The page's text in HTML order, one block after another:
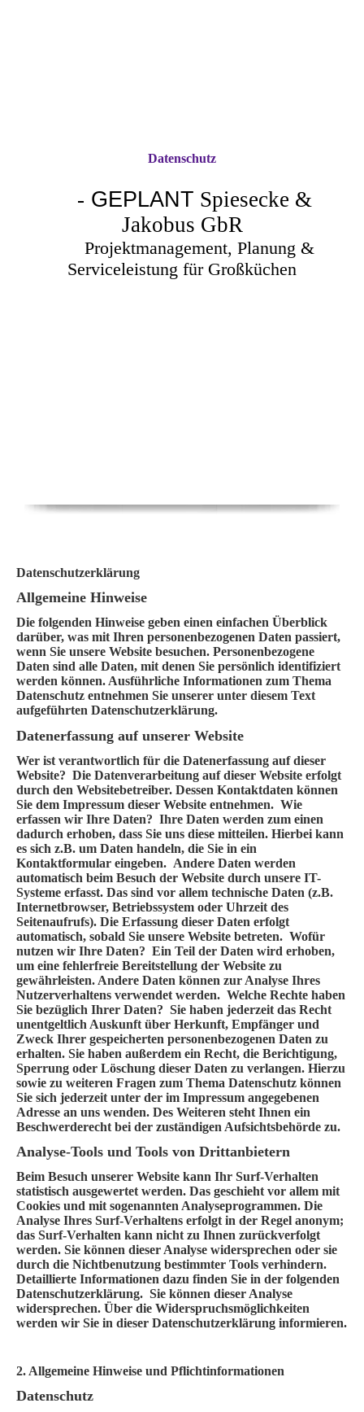
- GEPLANT Spiesecke &
Jakobus GbR
Projektmanagement, Planung &
Serviceleistung für Großküchen
Datenschutz
Datenschutzerklärung
Allgemeine Hinweise
Die folgenden Hinweise geben einen einfachen Überblick
darüber, was mit Ihren personenbezogenen Daten passiert,
wenn Sie unsere Website besuchen. Personenbezogene
Daten sind alle Daten, mit denen Sie persönlich identifiziert
werden können. Ausführliche Informationen zum Thema
Datenschutz entnehmen Sie unserer unter diesem Text
aufgeführten Datenschutzerklärung.
Datenerfassung auf unserer Website
Wer ist verantwortlich für die Datenerfassung auf dieser
Website? Die Datenverarbeitung auf dieser Website erfolgt
durch den Websitebetreiber. Dessen Kontaktdaten können
Sie dem Impressum dieser Website entnehmen. Wie
erfassen wir Ihre Daten? Ihre Daten werden zum einen
dadurch erhoben, dass Sie uns diese mitteilen. Hierbei kann
es sich z.B. um Daten handeln, die Sie in ein
Kontaktformular eingeben. Andere Daten werden
automatisch beim Besuch der Website durch unsere IT-
Systeme erfasst. Das sind vor allem technische Daten (z.B.
Internetbrowser, Betriebssystem oder Uhrzeit des
Seitenaufrufs). Die Erfassung dieser Daten erfolgt
automatisch, sobald Sie unsere Website betreten. Wofür
nutzen wir Ihre Daten? Ein Teil der Daten wird erhoben,
um eine fehlerfreie Bereitstellung der Website zu
gewährleisten. Andere Daten können zur Analyse Ihres
Nutzerverhaltens verwendet werden. Welche Rechte haben
Sie bezüglich Ihrer Daten? Sie haben jederzeit das Recht
unentgeltlich Auskunft über Herkunft, Empfänger und
Zweck Ihrer gespeicherten personenbezogenen Daten zu
erhalten. Sie haben außerdem ein Recht, die Berichtigung,
Sperrung oder Löschung dieser Daten zu verlangen. Hierzu
sowie zu weiteren Fragen zum Thema Datenschutz können
Sie sich jederzeit unter der im Impressum angegebenen
Adresse an uns wenden. Des Weiteren steht Ihnen ein
Beschwerderecht bei der zuständigen Aufsichtsbehörde zu.
Analyse-Tools und Tools von Drittanbietern
Beim Besuch unserer Website kann Ihr Surf-Verhalten
statistisch ausgewertet werden. Das geschieht vor allem mit
Cookies und mit sogenannten Analyseprogrammen. Die
Analyse Ihres Surf-Verhaltens erfolgt in der Regel anonym;
das Surf-Verhalten kann nicht zu Ihnen zurückverfolgt
werden. Sie können dieser Analyse widersprechen oder sie
durch die Nichtbenutzung bestimmter Tools verhindern.
Detaillierte Informationen dazu finden Sie in der folgenden
Datenschutzerklärung. Sie können dieser Analyse
widersprechen. Über die Widerspruchsmöglichkeiten
werden wir Sie in dieser Datenschutzerklärung informieren.
2. Allgemeine Hinweise und Pflichtinformationen
Datenschutz